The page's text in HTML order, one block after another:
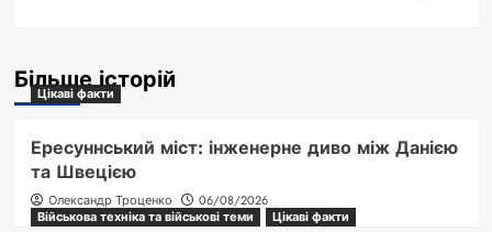
Більше історій
Цікаві факти
Ересуннський міст: інженерне диво між Данією
та Швецією
Олександр Троценко
06/08/2026
Військова техніка та військові теми
Цікаві факти